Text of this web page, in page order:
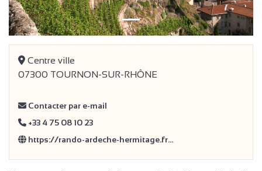
Centre ville
07300 TOURNON-SUR-RHÔNE
Contacter par e-mail
+33 4 75 08 10 23
https://rando-ardeche-hermitage.fr…